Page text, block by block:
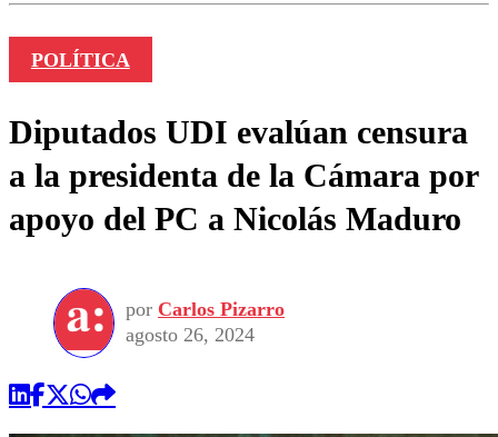
POLÍTICA
Diputados UDI evalúan censura
a la presidenta de la Cámara por
apoyo del PC a Nicolás Maduro
por Carlos Pizarro
agosto 26, 2024